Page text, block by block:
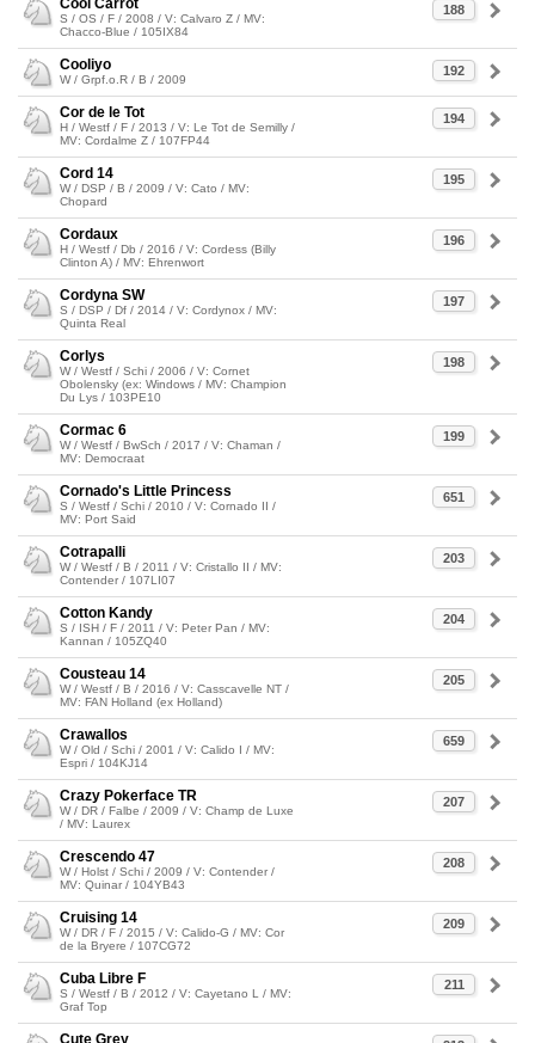
188
Cool Carrot
S / OS / F / 2008 / V: Calvaro Z / MV:
Chacco-Blue / 105IX84
192
Cooliyo
W / Grpf.o.R / B / 2009
194
Cor de le Tot
H / Westf / F / 2013 / V: Le Tot de Semilly /
MV: Cordalme Z / 107FP44
195
Cord 14
W / DSP / B / 2009 / V: Cato / MV:
Chopard
196
Cordaux
H / Westf / Db / 2016 / V: Cordess (Billy
Clinton A) / MV: Ehrenwort
197
Cordyna SW
S / DSP / Df / 2014 / V: Cordynox / MV:
Quinta Real
198
Corlys
W / Westf / Schi / 2006 / V: Cornet
Obolensky (ex: Windows / MV: Champion
Du Lys / 103PE10
199
Cormac 6
W / Westf / BwSch / 2017 / V: Chaman /
MV: Democraat
651
Cornado's Little Princess
S / Westf / Schi / 2010 / V: Cornado II /
MV: Port Said
203
Cotrapalli
W / Westf / B / 2011 / V: Cristallo II / MV:
Contender / 107LI07
204
Cotton Kandy
S / ISH / F / 2011 / V: Peter Pan / MV:
Kannan / 105ZQ40
205
Cousteau 14
W / Westf / B / 2016 / V: Casscavelle NT /
MV: FAN Holland (ex Holland)
659
Crawallos
W / Old / Schi / 2001 / V: Calido I / MV:
Espri / 104KJ14
207
Crazy Pokerface TR
W / DR / Falbe / 2009 / V: Champ de Luxe
/ MV: Laurex
208
Crescendo 47
W / Holst / Schi / 2009 / V: Contender /
MV: Quinar / 104YB43
209
Cruising 14
W / DR / F / 2015 / V: Calido-G / MV: Cor
de la Bryere / 107CG72
211
Cuba Libre F
S / Westf / B / 2012 / V: Cayetano L / MV:
Graf Top
Cute Grey